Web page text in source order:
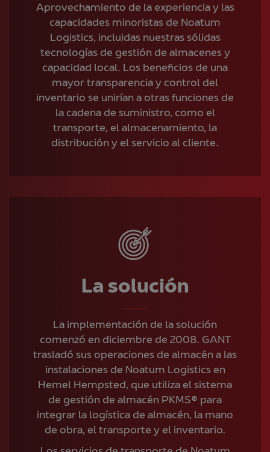
Aprovechamiento de la experiencia y las
capacidades minoristas de Noatum
Logistics, incluidas nuestras sólidas
tecnologías de gestión de almacenes y
capacidad local. Los beneficios de una
mayor transparencia y control del
inventario se unirían a otras funciones de
la cadena de suministro, como el
transporte, el almacenamiento, la
distribución y el servicio al cliente.
La solución
La implementación de la solución
comenzó en diciembre de 2008. GANT
trasladó sus operaciones de almacén a las
instalaciones de Noatum Logistics en
Hemel Hempsted, que utiliza el sistema
de gestión de almacén PKMS® para
integrar la logística de almacén, la mano
de obra, el transporte y el inventario.